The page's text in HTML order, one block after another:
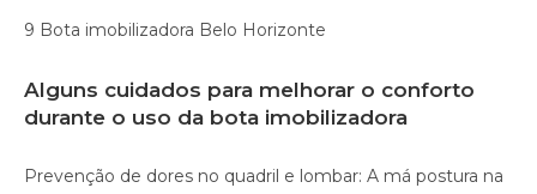
9 Bota imobilizadora Belo Horizonte
Alguns cuidados para melhorar o conforto
durante o uso da bota imobilizadora
Prevenção de dores no quadril e lombar: A má postura na